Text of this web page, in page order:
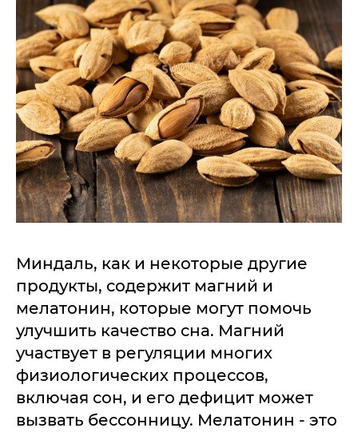
Миндаль, как и некоторые другие
продукты, содержит магний и
мелатонин, которые могут помочь
улучшить качество сна. Магний
участвует в регуляции многих
физиологических процессов,
включая сон, и его дефицит может
вызвать бессонницу. Мелатонин - это